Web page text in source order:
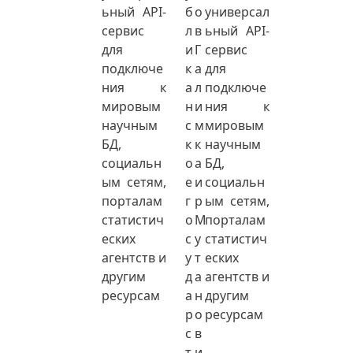
ьный API-
сервис
для
подключе
ния к
мировым
научным
БД,
социальн
ым сетям,
порталам
статистич
еских
агентств и
другим
ресурсам
б
л
и
к
а
н
с
к
о
е
г
о
с
у
д
а
р
с
о
в
Г
а
л
и
м
к
а
и
р
М
у
т
а
н
о
в
универсал
ьный API-
сервис
для
подключе
ния к
мировым
научным
БД,
социальн
ым сетям,
порталам
статистич
еских
агентств и
другим
ресурсам